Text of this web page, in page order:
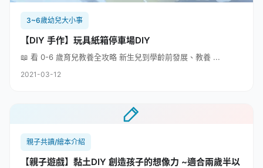
3~6歲幼兒大小事
【DIY 手作】玩具紙箱停車場DIY
📖 看 0-6 歲育兒教養全攻略 新生兒到學齡前發展、教養 ...
2021-03-12
親子共讀/繪本介紹
【親子遊戲】黏土DIY 創造孩子的想像力 ~適合兩歲半以